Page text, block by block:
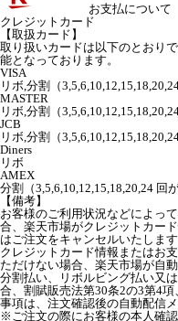
お支払について
クレジットカード
【取扱カード】
取り扱いカードは以下のとおり
能となっております。
VISA
リボ,分割（
MASTER
リボ,分割（
JCB
リボ,分割（
Diners
リボ
AMEX
分割（3,5,6,10,12,15,18,20,24 回
【備考】
お客様のご利用状況などによっ
合、楽天市場がクレジットカー
はご注文をキャンセルいたします
クレジットカード情報またはお
ただけない場合、楽天市場が自
分割払い、リボルビング払い又
合、割賦販売法第30条2の3第4
事項は、注文確認後の自動配信
※ご注文の際にお客様の本人確